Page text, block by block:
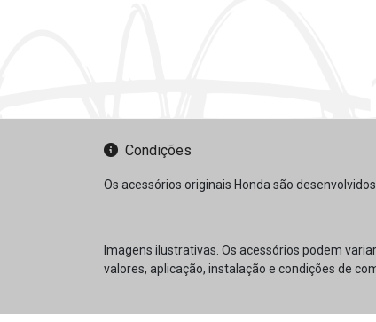
Condições
Os acessórios originais Honda são
Imagens ilustrativas. Os acessórios podem
valores, aplicação, instalação e condições de